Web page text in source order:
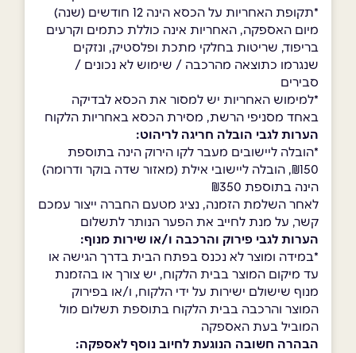
*תקופת האחריות על הכסא הינה 12 חודשים (שנה)
מיום האספקה, האחריות אינה כוללת כתמים וקרעים
בריפוד, שריטות בחלקי מתכת ופלסטיק, ונזקים
שנגרמו כתוצאה מהרכבה / שימוש לא נכונים /
סבירים
*למימוש האחריות יש למסור את הכסא לבדיקה
באחד מסניפי הרשת, מסירת הכסא באחריות הלקוח
הערות לגבי הובלה חריגה לריהוט:
*הובלה ליישובים מעבר לקו הירוק הינה בתוספת
₪150, הובלה ליישובי אילת (מאזור שדה בוקר ודרומה)
הינה בתוספת ₪350
לאחר השלמת הזמנה, נציג מטעם החברה ייצור עמכם
קשר, על מנת לחייב את הפער הנותר לתשלום
הערות לגבי פירוק והרכבה ו/או שירות מנוף:
*במידה ומוצר לא נכנס בפתח הבית בדרך הגישה או
עד מיקום המוצר בבית הלקוח, יש צורך או בהזמנת
מנוף שישולם ישירות על ידי הלקוח, ו/או בפירוק
המוצר והרכבה בבית הלקוח בתוספת תשלום מול
המוביל בעת האספקה
הבהרה חשובה הנוגעת לחיוב נוסף לאספקה: